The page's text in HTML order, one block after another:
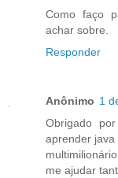
Como faço
achar sobre.
Responder
Anônimo 1
Obrigado
aprender
me ajudar